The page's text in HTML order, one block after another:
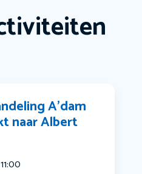
A’dam
naar Albert